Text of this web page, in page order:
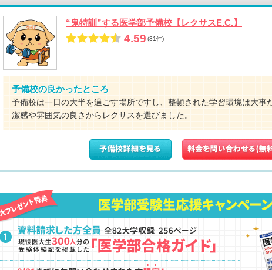
“鬼特訓”する医学部予備校【レクサスE.C.】
4.59 (31件)
予備校の良かったところ
予備校は一日の大半を過ごす場所ですし、整頓された学習環境は大事
潔感や雰囲気の良さからレクサスを選びました。